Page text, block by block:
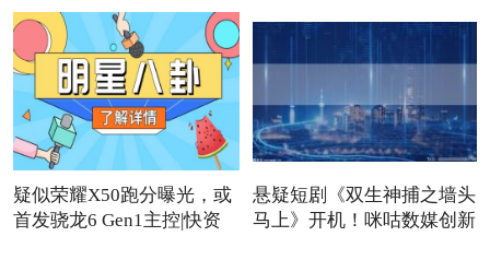
疑似荣耀X50跑分曝光，或
首发骁龙6 Gen1主控|快资
悬疑短剧《双生神捕之墙头
马上》开机！咪咕数媒创新